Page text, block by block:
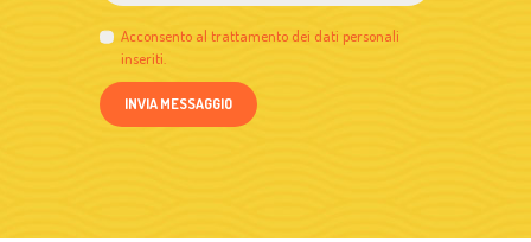
Acconsento al trattamento dei dati personali
inseriti.